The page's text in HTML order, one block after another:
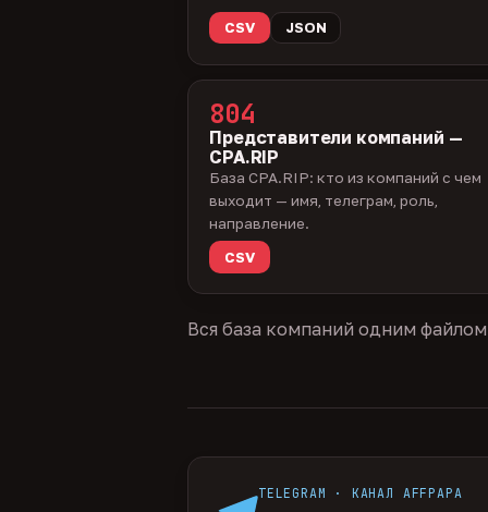
CSV JSON
804
Представители компаний —
CPA.RIP
База CPA.RIP: кто из компаний с чем
выходит — имя, телеграм, роль,
направление.
CSV
Вся база компаний одним
TELEGRAM · КАНАЛ AFFPAPA